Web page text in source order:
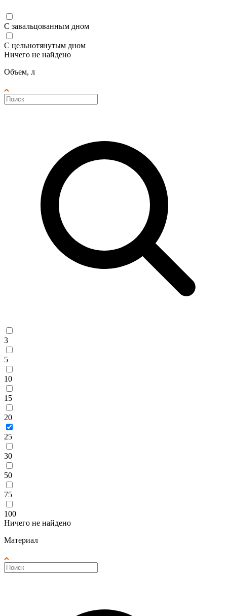
С завальцованным дном
С цельнотянутым дном
Ничего не найдено
Объем, л
3
5
10
15
20
25
30
50
75
100
Ничего не найдено
Материал